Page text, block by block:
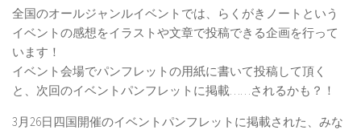
全国のオールジャンルイベントでは、らくがきノートという
イベントの感想をイラストや文章で投稿できる企画を行って
います！
イベント会場でパンフレットの用紙に書いて投稿して頂く
と、次回のイベントパンフレットに掲載……されるかも？！
3月26日四国開催のイベントパンフレットに掲載された、みな